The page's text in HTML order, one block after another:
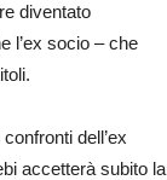
diventato
l’ex socio – che
dell’ex
accetterà subito la